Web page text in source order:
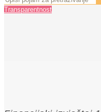
Transparentnost